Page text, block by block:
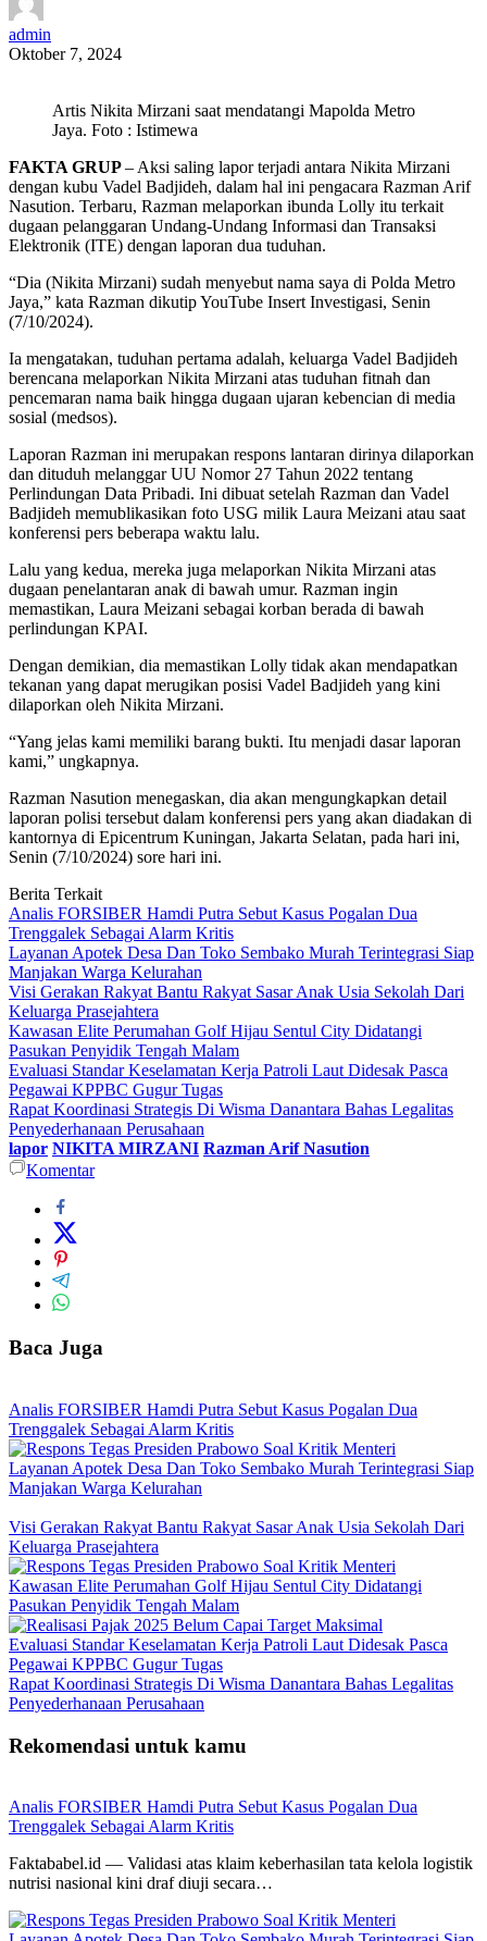
admin
Oktober 7, 2024
Artis Nikita Mirzani saat mendatangi Mapolda Metro
Jaya. Foto : Istimewa
FAKTA GRUP– Aksi saling lapor terjadi antara Nikita Mirzani
dengan kubu Vadel Badjideh, dalam hal ini pengacara Razman Arif
Nasution. Terbaru, Razman melaporkan ibunda Lolly itu terkait
dugaan pelanggaran Undang-Undang Informasi dan Transaksi
Elektronik (ITE) dengan laporan dua tuduhan.
“Dia (Nikita Mirzani) sudah menyebut nama saya di Polda Metro
Jaya,” kata Razman dikutip YouTube Insert Investigasi, Senin
(7/10/2024).
Ia mengatakan, tuduhan pertama adalah, keluarga Vadel Badjideh
berencana melaporkan Nikita Mirzani atas tuduhan fitnah dan
pencemaran nama baik hingga dugaan ujaran kebencian di media
sosial (medsos).
Laporan Razman ini merupakan respons lantaran dirinya dilaporkan
dan dituduh melanggar UU Nomor 27 Tahun 2022 tentang
Perlindungan Data Pribadi. Ini dibuat setelah Razman dan Vadel
Badjideh memublikasikan foto USG milik Laura Meizani atau saat
konferensi pers beberapa waktu lalu.
Lalu yang kedua, mereka juga melaporkan Nikita Mirzani atas
dugaan penelantaran anak di bawah umur. Razman ingin
memastikan, Laura Meizani sebagai korban berada di bawah
perlindungan KPAI.
Dengan demikian, dia memastikan Lolly tidak akan mendapatkan
tekanan yang dapat merugikan posisi Vadel Badjideh yang kini
dilaporkan oleh Nikita Mirzani.
“Yang jelas kami memiliki barang bukti. Itu menjadi dasar laporan
kami,” ungkapnya.
Razman Nasution menegaskan, dia akan mengungkapkan detail
laporan polisi tersebut dalam konferensi pers yang akan diadakan di
kantornya di Epicentrum Kuningan, Jakarta Selatan, pada hari ini,
Senin (7/10/2024) sore hari ini.
Berita Terkait
Analis FORSIBER Hamdi Putra Sebut Kasus Pogalan Dua
Trenggalek Sebagai Alarm Kritis
Layanan Apotek Desa Dan Toko Sembako Murah Terintegrasi Siap
Manjakan Warga Kelurahan
Visi Gerakan Rakyat Bantu Rakyat Sasar Anak Usia Sekolah Dari
Keluarga Prasejahtera
Kawasan Elite Perumahan Golf Hijau Sentul City Didatangi
Pasukan Penyidik Tengah Malam
Evaluasi Standar Keselamatan Kerja Patroli Laut Didesak Pasca
Pegawai KPPBC Gugur Tugas
Rapat Koordinasi Strategis Di Wisma Danantara Bahas Legalitas
Penyederhanaan Perusahaan
lapor NIKITA MIRZANI Razman Arif Nasution
Komentar
Baca Juga
Analis FORSIBER Hamdi Putra Sebut Kasus Pogalan Dua
Trenggalek Sebagai Alarm Kritis
Layanan Apotek Desa Dan Toko Sembako Murah Terintegrasi Siap
Manjakan Warga Kelurahan
Visi Gerakan Rakyat Bantu Rakyat Sasar Anak Usia Sekolah Dari
Keluarga Prasejahtera
Kawasan Elite Perumahan Golf Hijau Sentul City Didatangi
Pasukan Penyidik Tengah Malam
Evaluasi Standar Keselamatan Kerja Patroli Laut Didesak Pasca
Pegawai KPPBC Gugur Tugas
Rapat Koordinasi Strategis Di Wisma Danantara Bahas Legalitas
Penyederhanaan Perusahaan
Rekomendasi untuk kamu
Analis FORSIBER Hamdi Putra Sebut Kasus Pogalan Dua
Trenggalek Sebagai Alarm Kritis
Faktababel.id — Validasi atas klaim keberhasilan tata kelola logistik
nutrisi nasional kini draf diuji secara…